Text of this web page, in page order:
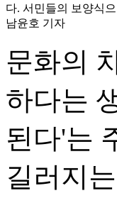
다. 서민들의 보양식
남윤호 기자
문화의
하다는
된다'는
길러지